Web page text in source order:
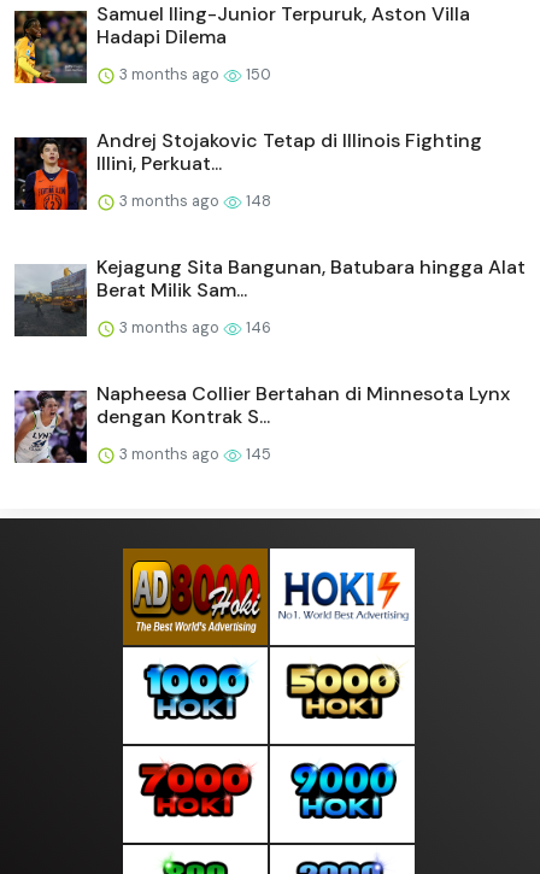
Samuel Iling-Junior Terpuruk, Aston Villa
Hadapi Dilema
3 months ago 150
Andrej Stojakovic Tetap di Illinois Fighting
Illini, Perkuat...
3 months ago 148
Kejagung Sita Bangunan, Batubara hingga Alat
Berat Milik Sam...
3 months ago 146
Napheesa Collier Bertahan di Minnesota Lynx
dengan Kontrak S...
3 months ago 145